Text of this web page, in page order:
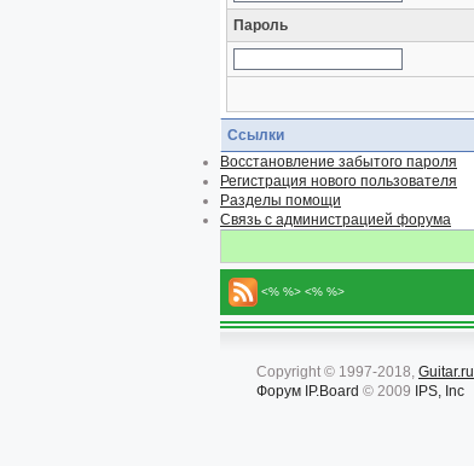
Пароль
Ссылки
Восстановление забытого пароля
Регистрация нового пользователя
Разделы помощи
Связь с администрацией форума
<% %> <% %>
Copyright © 1997-2018, Guitar.ru
Форум IP.Board © 2009 IPS, Inc